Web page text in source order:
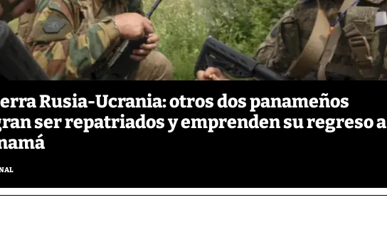
Rusia-Ucrania: otros dos panameños
ser repatriados y emprenden su regreso a